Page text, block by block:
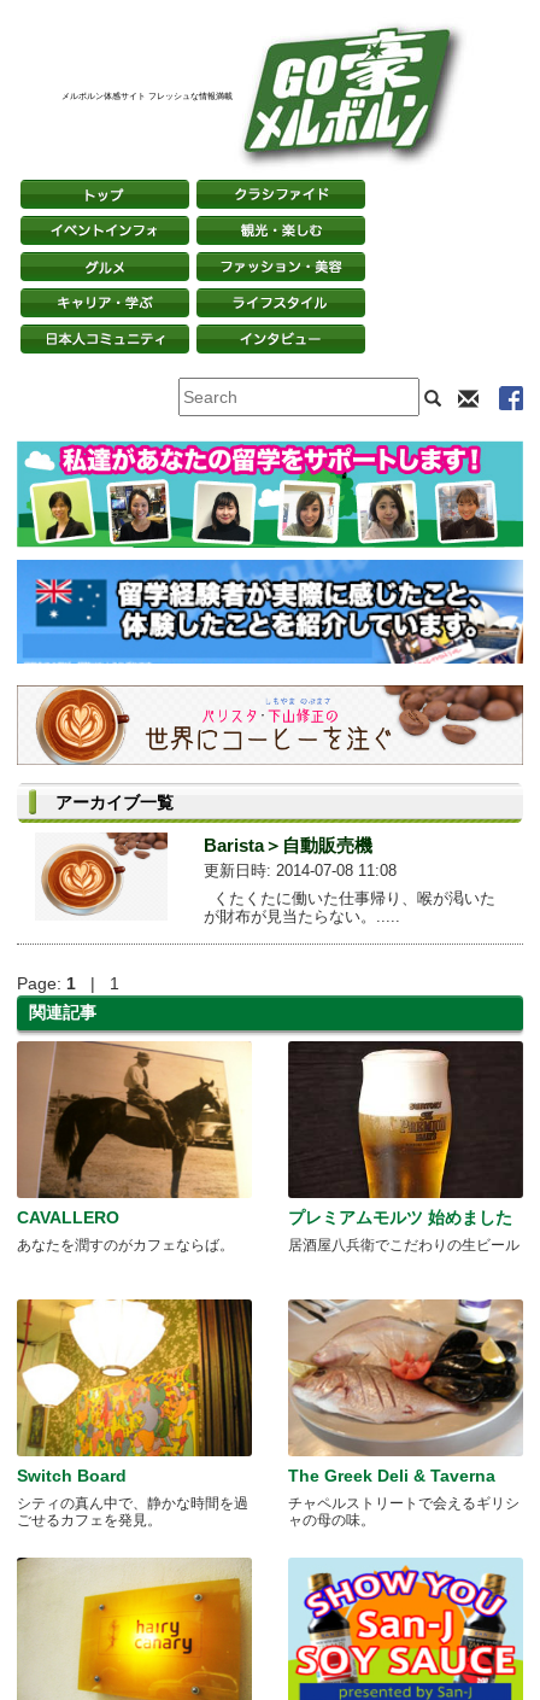
メルボルン体感サイト フレッシュな情報満載
アーカイブ一覧
Barista＞自動販売機
更新日時: 2014-07-08 11:08
くたくたに働いた仕事帰り、喉が渇いた
が財布が見当たらない。.....
Page: 1 | 1
関連記事
CAVALLERO
あなたを潤すのがカフェならば。
プレミアムモルツ 始めました
居酒屋八兵衛でこだわりの生ビール
Switch Board
シティの真ん中で、静かな時間を過
ごせるカフェを発見。
The Greek Deli & Taverna
チャペルストリートで会えるギリシ
ャの母の味。